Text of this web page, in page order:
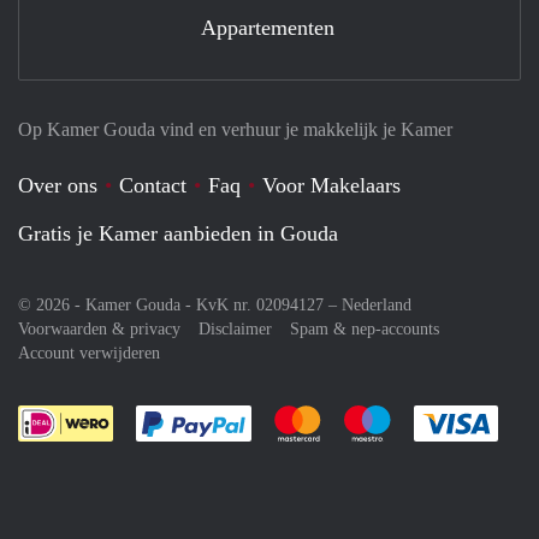
Op Kamer Gouda vind en verhuur je makkelijk je Kamer
Over ons Contact Faq
Voor Makelaars
Gratis je Kamer aanbieden in Gouda
© 2026 - Kamer Gouda - KvK nr. 02094127 – Nederland
Voorwaarden & privacy
Disclaimer
Spam & nep-accounts
Account verwijderen
Je rekent gemakkelijk af met Paypal
Je rekent gemakkelijk af met
Je rekent
Appartementen